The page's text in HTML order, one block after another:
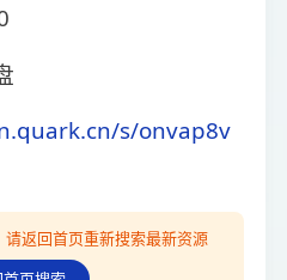
s/onvap8v
返回首页重新搜索最新资源